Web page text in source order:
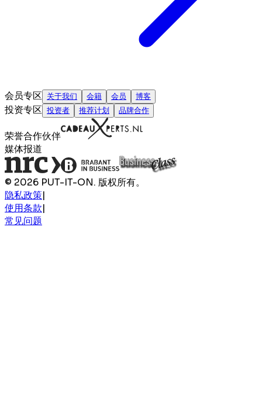
会员专区 关于我们 会籍 会员 博客
投资专区 投资者 推荐计划 品牌合作
荣誉合作伙伴
媒体报道
© 2026 PUT-IT-ON. 版权所有。
隐私政策|
使用条款|
常见问题